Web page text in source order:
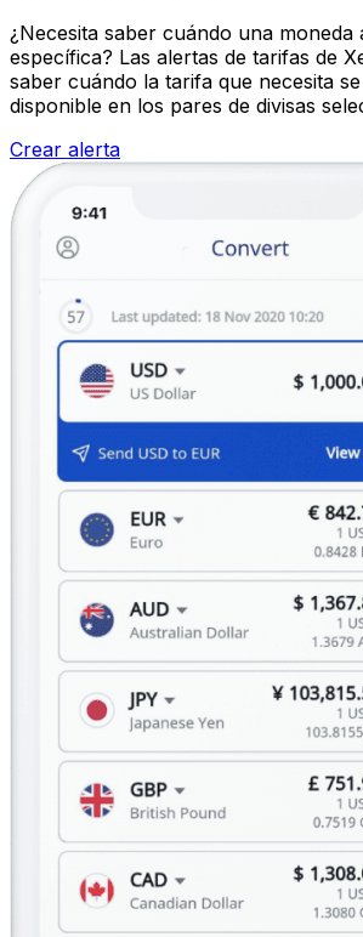
¿Necesita saber cuándo una
específica? Las alertas de tarifas de
saber cuándo la tarifa que necesita
disponible en los pares de divisas
Crear alerta